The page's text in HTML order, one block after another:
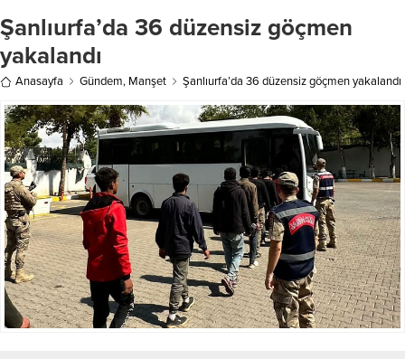
Şanlıurfa’da 36 düzensiz göçmen
yakalandı
Anasayfa Gündem, Manşet Şanlıurfa’da 36 düzensiz göçmen yakalandı